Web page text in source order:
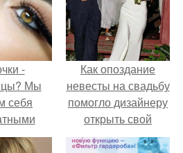
-
Мы
себя
Как опоздание
невесты на свадьбу
помогло дизайнеру
открыть свой
бренд.